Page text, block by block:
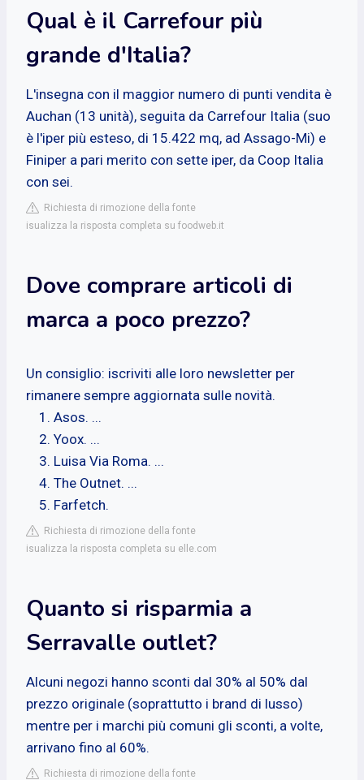
Qual è il Carrefour più
grande d'Italia?
L'insegna con il maggior numero di punti vendita è
Auchan (13 unità), seguita da Carrefour Italia (suo
è l'iper più esteso, di 15.422 mq, ad Assago-Mi) e
Finiper a pari merito con sette iper, da Coop Italia
con sei.
Richiesta di rimozione della fonte
isualizza la risposta completa su foodweb.it
Dove comprare articoli di
marca a poco prezzo?
Un consiglio: iscriviti alle loro newsletter per
rimanere sempre aggiornata sulle novità.
Asos. ...
Yoox. ...
Luisa Via Roma. ...
The Outnet. ...
Farfetch.
Richiesta di rimozione della fonte
isualizza la risposta completa su elle.com
Quanto si risparmia a
Serravalle outlet?
Alcuni negozi hanno sconti dal 30% al 50% dal
prezzo originale (soprattutto i brand di lusso)
mentre per i marchi più comuni gli sconti, a volte,
arrivano fino al 60%.
Richiesta di rimozione della fonte